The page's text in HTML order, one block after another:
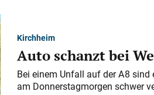
Kirchheim
Auto schanzt bei
Bei einem Unfall auf der A 8
am Donnerstagmorgen schwer